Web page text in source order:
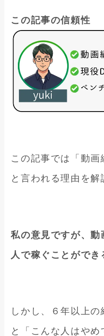
この記事の信頼性
この記事では「動画
と言われる理由を解
私の意見ですが、動
人で稼ぐことができ
しかし、６年以上
と「こんな人はやめ